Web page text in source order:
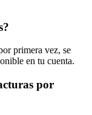
primera vez, se
en tu cuenta.
por